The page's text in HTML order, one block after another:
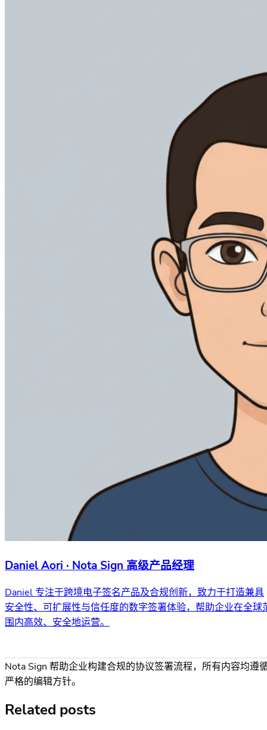
Daniel Aori · Nota Sign 高级产品经理
Daniel 专注于跨境电子签名产品及合规创新，致力于打造兼具
安全性、可扩展性与信任度的数字签署体验，帮助企业在全球
围内高效、安全地运营。
Nota Sign 帮助企业构建合规的协议签署流程，所有内容均遵
严格的编辑方针。
Related posts